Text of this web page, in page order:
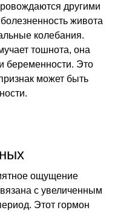
другими
живота
колебания.
тошнота, она
беременности. Это
может быть
ощущение
с увеличенным
Этот гормон